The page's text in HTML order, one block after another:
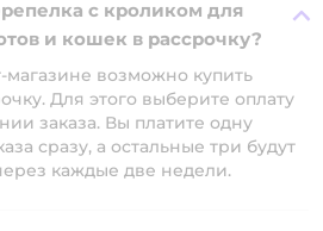
с кроликом для
и кошек в рассрочку?
возможно купить
Для этого выберите оплату
заказа. Вы платите одну
сразу, а остальные три будут
каждые две недели.